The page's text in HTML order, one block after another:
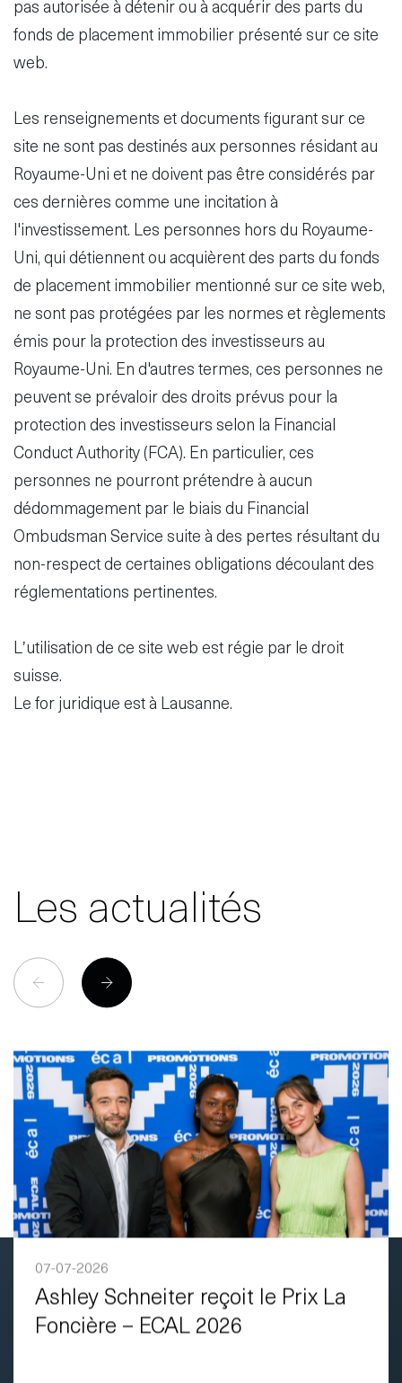
pas autorisée à détenir ou à acquérir des parts du
fonds de placement immobilier présenté sur ce site
web.
Les renseignements et documents figurant sur ce
site ne sont pas destinés aux personnes résidant au
Royaume-Uni et ne doivent pas être considérés par
ces dernières comme une incitation à
l'investissement. Les personnes hors du Royaume-
Uni, qui détiennent ou acquièrent des parts du fonds
de placement immobilier mentionné sur ce site web,
ne sont pas protégées par les normes et règlements
émis pour la protection des investisseurs au
Royaume-Uni. En d'autres termes, ces personnes ne
peuvent se prévaloir des droits prévus pour la
protection des investisseurs selon la Financial
Conduct Authority (FCA). En particulier, ces
personnes ne pourront prétendre à aucun
dédommagement par le biais du Financial
Ombudsman Service suite à des pertes résultant du
non-respect de certaines obligations découlant des
réglementations pertinentes.
L’utilisation de ce site web est régie par le droit
suisse.
Le for juridique est à Lausanne.
Les actualités
07-07-2026
Ashley Schneiter reçoit le Prix La
Foncière – ECAL 2026